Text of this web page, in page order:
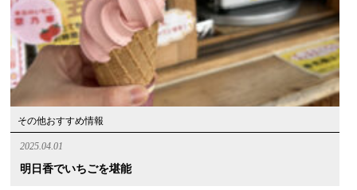
その他おすすめ情報
2025.04.01
明日香でいちごを堪能